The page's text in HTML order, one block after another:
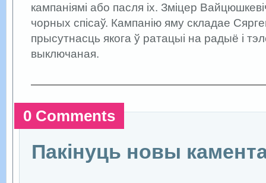
кампаніямі або пасля іх. Зміцер
чорных спісаў. Кампанію яму складае
прысутнасць якога ў ратацыі на радыё і
выключаная.
0 Comments
Пакінуць новы